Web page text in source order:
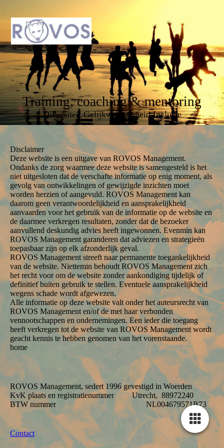
Training, coaching & mentoring
Diversiteit Gelijkwaardigheid Inclusie
Disclaimer
Deze website is een uitgave van ROVOS Management.
Ondanks de zorg waarmee deze website is samengesteld is het
niet uitgesloten dat de verschafte informatie op enig moment, als
gevolg van ontwikkelingen of gewijzigde inzichten moet
worden herzien of aangevuld. ROVOS Management kan
daarom geen verantwoordelijkheid en aansprakelijkheid
aanvaarden voor het gebruik van de informatie op de website en
de daarmee verkregen resultaten, zonder dat de bezoeker
aanvullend deskundig advies heeft ingewonnen. Evenmin kan
ROVOS Management garanderen dat adviezen en strategieën
toepasbaar zijn op elk afzonderlijk geval.
ROVOS Management streeft naar permanente toegankelijkheid
van de website. Niettemin behoudt ROVOS Management zich
het recht voor om de website zonder aankondiging tijdelijk of
definitief buiten gebruik te stellen. Eventuele aansprakelijkheid
wegens schade wordt afgewezen.
Alle informatie op deze website valt onder het auteursrecht van
ROVOS Management en/of de met haar verbonden
vennootschappen en ondernemingen. Een ieder die toegang
heeft verkregen tot de website van ROVOS Management wordt
geacht kennis te hebben genomen van het vorenstaande.
home
ROVOS Management, sedert 1996 gevestigd in Woerden
KvK plaats en registratienummer Utrecht, 88972240
BTW nummer NL004679571B73
Contact